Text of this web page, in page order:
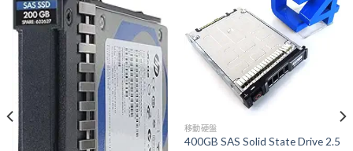
移動硬盤
400GB SAS Solid State Drive 2.5